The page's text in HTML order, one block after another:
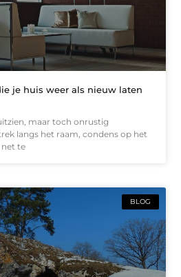
je huis weer als nieuw laten
maar toch onrustig
langs het raam, condens op het
net te
BLOG